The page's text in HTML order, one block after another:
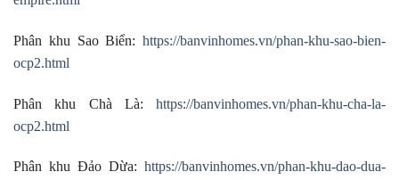
Phân khu Sao Biển: https://banvinhomes.vn/phan-khu-sao-bien-
ocp2.html
Phân khu Chà Là: https://banvinhomes.vn/phan-khu-cha-la-
ocp2.html
Phân khu Đảo Dừa: https://banvinhomes.vn/phan-khu-dao-dua-